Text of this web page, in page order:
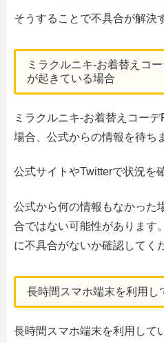
そうすることで不具合が解決
ミラクルニキ-お着替えコ
が起きている場合
ミラクルニキ-お着替えコー
場合、公式からの情報を待ち
公式サイトやTwitterで状況を
公式から何の情報もなかった
合ではない可能性があります
に不具合がないか確認してく
長時間スマホ端末を利用し
長時間スマホ端末を利用して